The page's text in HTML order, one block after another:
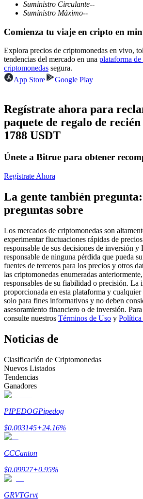
Futuros del USDC
Futuros que utilizan USDC como
Copiar Trading
Únete a los mejores traders
Conviértete en un Trader de Copia
Disfruta del reparto de beneficios y
Información
Análisis de big data que incluye
Suministro Circulante--
Suministro Máximo--
Comienza tu viaje en cripto en
Explora precios de criptomonedas en vivo,
tendencias del mercado en una plataforma
criptomonedas segura.
App Store
Google Play
Regístrate ahora para
paquete de regalo de
1788 USDT
Únete a Bitrue para obtener
Regístrate Ahora
La gente también
preguntas sobre
Los mercados de criptomonedas son
experimentar fluctuaciones rápidas de
responsable de sus decisiones de inversión y
responsable de ninguna pérdida que pueda
fuentes de terceros para los precios y otros
las criptomonedas enumeradas
responsables de su fiabilidad o precisión. La
proporcionada en esta plataforma y cualquier
solo para fines informativos y no deben
asesoramiento financiero o de inversión.
consulte nuestros Términos de Uso y Política
Noticias de
Clasificación de Criptomonedas
Nuevos Listados
Tendencias
Ganadores
PIPEDOGPipedog
$0.003145+24.16%
CCCanton
$0.09927+0.95%
GRVTGrvt